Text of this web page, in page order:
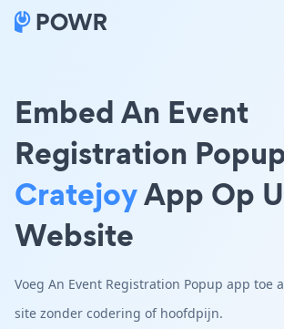
Embed An Event
Registration
CratejoyApp Op
Website
Voeg An Event Registration Popup app toe
site zonder codering of hoofdpijn.